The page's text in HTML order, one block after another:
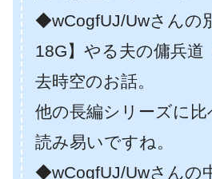
◆wCogfUJ/Uwさんの
18G】やる夫の傭兵道
去時空のお話。
他の長編シリーズに
読み易いですね。
◆wCogfUJ/Uwさんの